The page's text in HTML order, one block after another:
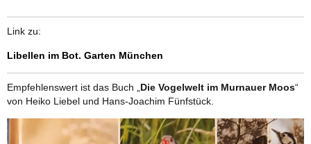
Link zu:
Libellen im Bot. Garten München
Empfehlenswert ist das Buch „ Die Vogelwelt im Murnauer Moos“
von Heiko Liebel und Hans-Joachim Fünfstück.